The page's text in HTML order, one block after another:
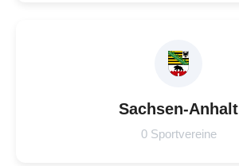
Sachsen-Anhalt
0 Sportvereine